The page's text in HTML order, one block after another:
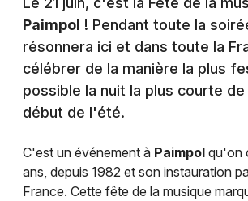
Paimpol ! Pendant toute la
résonnera ici et dans toute la
célébrer de la manière la plus
possible la nuit la plus courte
début de l'été.
C'est un événement à Paimpol qu'on
ans, depuis 1982 et son instauration
France. Cette fête de la musique